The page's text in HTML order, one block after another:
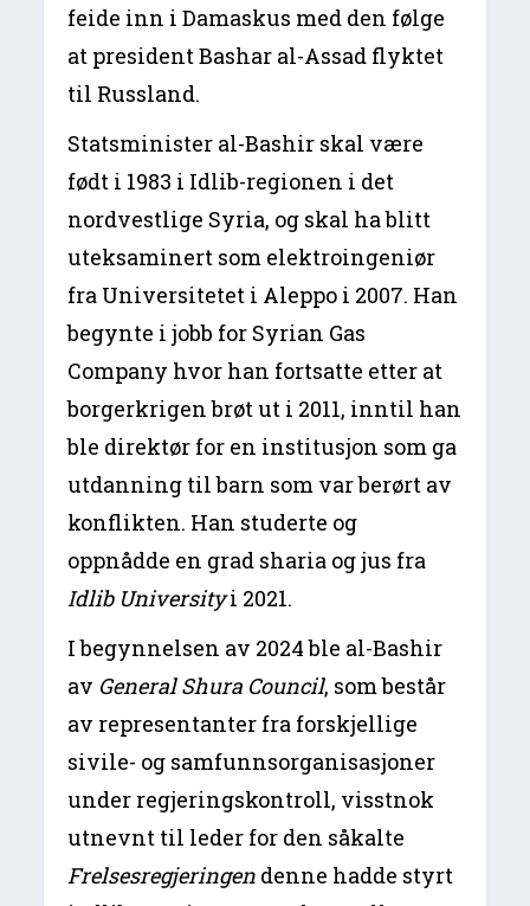
feide inn i Damaskus med den følge
at president Bashar al-Assad flyktet
til Russland.
Statsminister al-Bashir skal være
født i 1983 i Idlib-regionen i det
nordvestlige Syria, og skal ha blitt
uteksaminert som elektroingeniør
fra Universitetet i Aleppo i 2007. Han
begynte i jobb for Syrian Gas
Company hvor han fortsatte etter at
borgerkrigen brøt ut i 2011, inntil han
ble direktør for en institusjon som ga
utdanning til barn som var berørt av
konflikten. Han studerte og
oppnådde en grad sharia og jus fra
Idlib Universityi 2021.
I begynnelsen av 2024 ble al-Bashir
av General Shura Council, som består
av representanter fra forskjellige
sivile- og samfunnsorganisasjoner
under regjeringskontroll, visstnok
utnevnt til leder for den såkalte
Frelsesregjeringen denne hadde styrt